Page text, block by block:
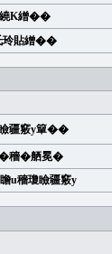
繞K繒��
玲貼繒��
疆竅y簞��
�穡�舾冕�
u穡瓊瞼疆竅y